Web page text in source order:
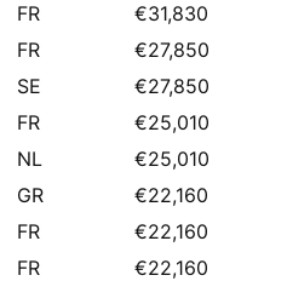
FR
€31,830
FR
€27,850
SE
€27,850
FR
€25,010
NL
€25,010
GR
€22,160
FR
€22,160
FR
€22,160